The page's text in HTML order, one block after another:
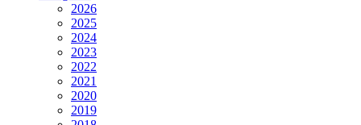
2026
2025
2024
2023
2022
2021
2020
2019